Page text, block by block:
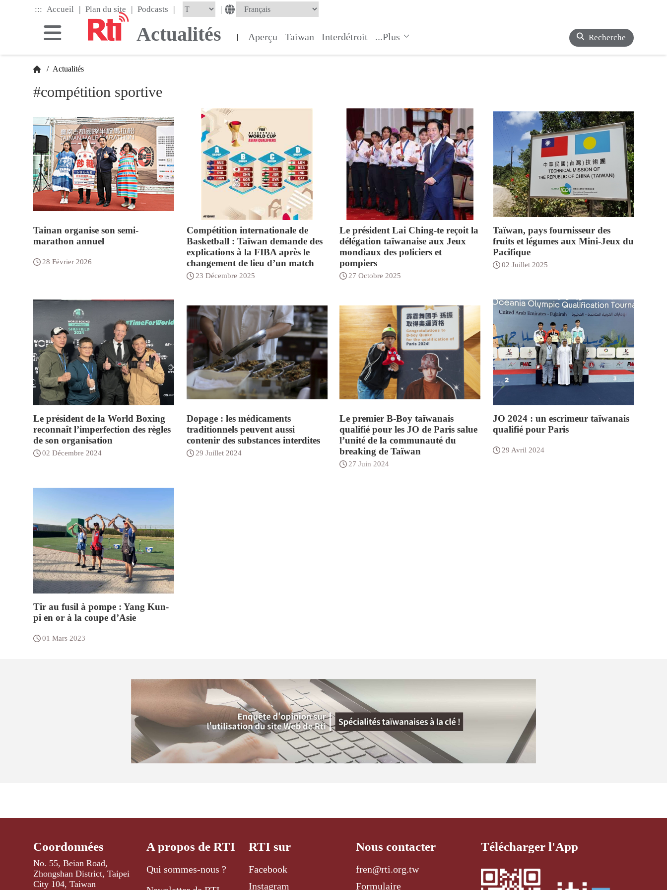
::: Accueil | Plan du site | Podcasts | |
Actualités | Aperçu Taiwan Interdétroit ...Plus Recherche
/ Actualités
#compétition sportive
Tainan organise son semi-
marathon annuel
28 Février 2026
Compétition internationale de
Basketball : Taïwan demande des
explications à la FIBA après le
changement de lieu d’un match
23 Décembre 2025
Le président Lai Ching-te reçoit la
délégation taïwanaise aux Jeux
mondiaux des policiers et
pompiers
27 Octobre 2025
Taïwan, pays fournisseur des
fruits et légumes aux Mini-Jeux du
Pacifique
02 Juillet 2025
Le président de la World Boxing
reconnaît l’imperfection des règles
de son organisation
02 Décembre 2024
Dopage : les médicaments
traditionnels peuvent aussi
contenir des substances interdites
29 Juillet 2024
Le premier B-Boy taïwanais
qualifié pour les JO de Paris salue
l’unité de la communauté du
breaking de Taïwan
27 Juin 2024
JO 2024 : un escrimeur taïwanais
qualifié pour Paris
29 Avril 2024
Tir au fusil à pompe : Yang Kun-
pi en or à la coupe d’Asie
01 Mars 2023
Coordonnées
No. 55, Beian Road,
Zhongshan District, Taipei
City 104, Taiwan
A propos de RTI
Qui sommes-nous ?
RTI sur
Facebook
Instagram
Nous contacter
fren@rti.org.tw
Formulaire
Télécharger l'App